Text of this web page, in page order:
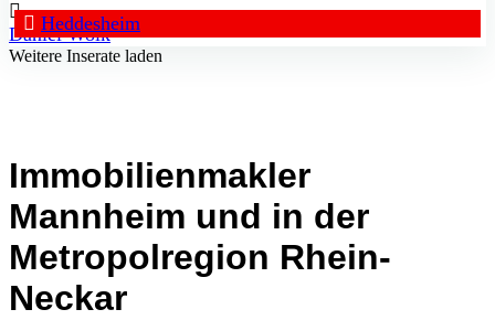
Heddesheim
Daniel Wolk
Weitere Inserate laden
Immobilienmakler
Mannheim und in der
Metropolregion Rhein-
Neckar